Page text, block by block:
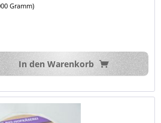
Gramm)
In den Warenkorb